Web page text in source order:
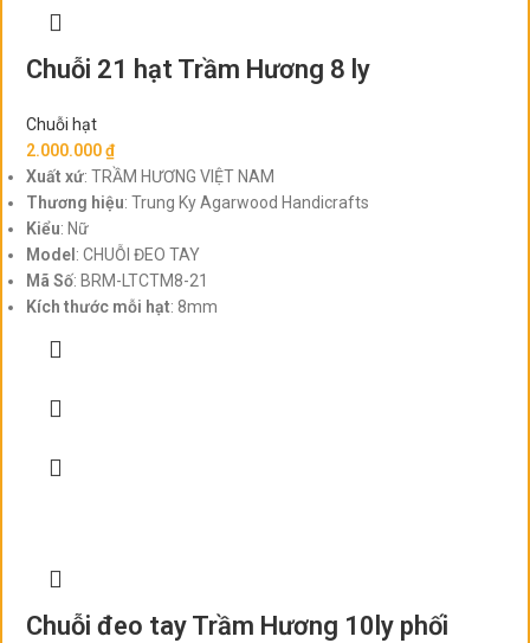
Chuỗi 21 hạt Trầm Hương 8 ly
Chuỗi hạt
2.000.000₫
Xuất xứ: TRẦM HƯƠNG VIỆT NAM
Thương hiệu: Trung Ky Agarwood Handicrafts
Kiểu: Nữ
Model : CHUỖI ĐEO TAY
Mã Số: BRM-LTCTM8-21
Kích thước mỗi hạt: 8mm
Chuỗi đeo tay Trầm Hương 10ly phối